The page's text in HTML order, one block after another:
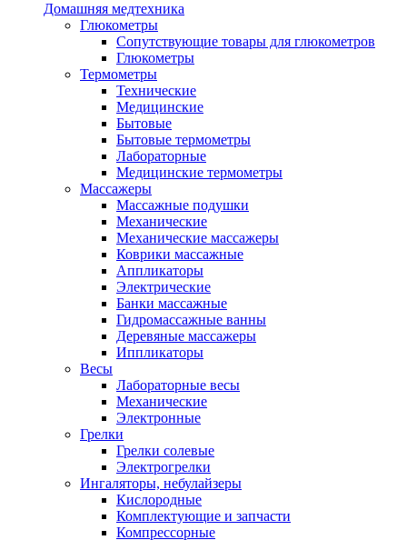
Домашняя медтехника
Глюкометры
Сопутствующие товары для глюкометров
Глюкометры
Термометры
Технические
Медицинские
Бытовые
Бытовые термометры
Лабораторные
Медицинские термометры
Массажеры
Массажные подушки
Механические
Механические массажеры
Коврики массажные
Аппликаторы
Электрические
Банки массажные
Гидромассажные ванны
Деревяные массажеры
Иппликаторы
Весы
Лабораторные весы
Механические
Электронные
Грелки
Грелки солевые
Электрогрелки
Ингаляторы, небулайзеры
Кислородные
Комплектующие и запчасти
Компрессорные